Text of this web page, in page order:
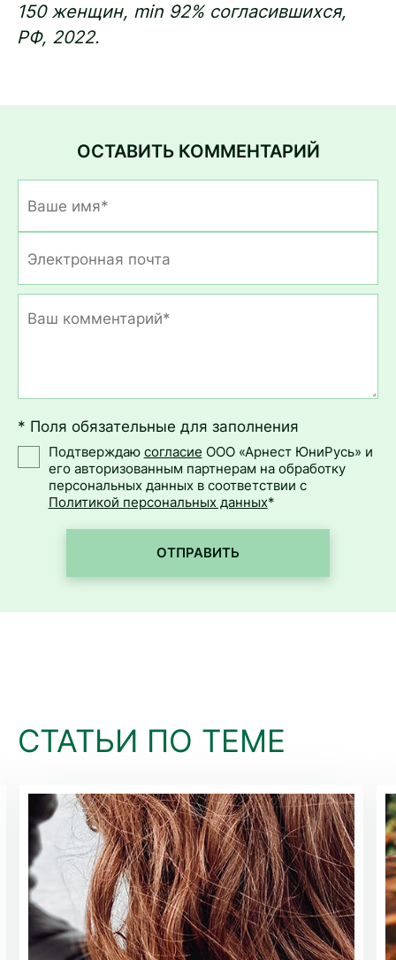
150 женщин, min 92% согласившихся,
РФ, 2022.
ОСТАВИТЬ КОММЕНТАРИЙ
* Поля обязательные для заполнения
Подтверждаю согласие ООО «Арнест ЮниРусь» и
его авторизованным партнерам на обработку
персональных данных в соответствии с
Политикой персональных данных*
ОТПРАВИТЬ
СТАТЬИ ПО ТЕМЕ